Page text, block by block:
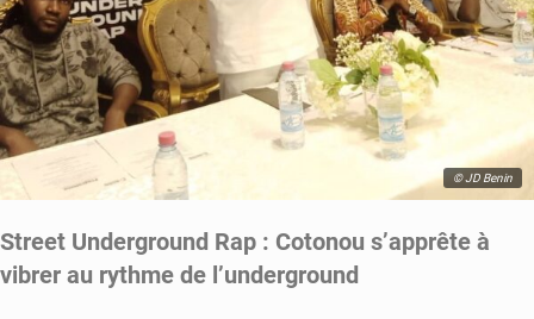
© JD Benin
Street Underground Rap : Cotonou s’apprête à
vibrer au rythme de l’underground